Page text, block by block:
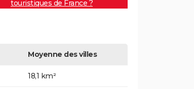
touristiques de France ?
Moyenne des villes
18,1 km²